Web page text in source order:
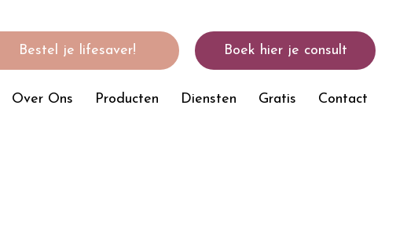
Over Ons Producten Diensten Gratis Contact
Bestel je lifesaver! Boek hier je consult